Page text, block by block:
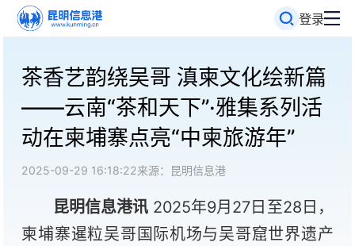
登录
茶香艺韵绕吴哥 滇柬文化绘新篇
——云南“茶和天下”·雅集系列活
动在柬埔寨点亮“中柬旅游年”
2025-09-29 16:18:22来源：昆明信息港
昆明信息港讯 2025年9月27日至28日，
柬埔寨暹粒吴哥国际机场与吴哥窟世界遗产